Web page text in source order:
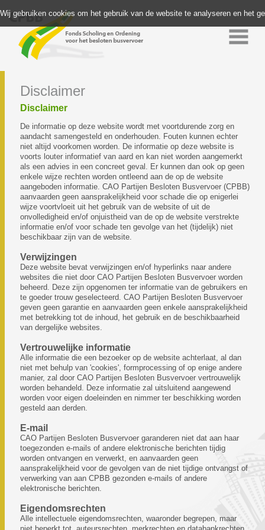
Wij gebruiken cookies om het gebruik van de website te analyseren en het
Disclaimer
Disclaimer
De informatie op deze website wordt met voortdurende zorg en
aandacht samengesteld en onderhouden. Fouten kunnen echter
niet altijd voorkomen worden. De informatie op deze website is
voorts louter informatief van aard en kan niet worden aangemerkt
als een advies in een concreet geval. Er kunnen dan ook op geen
enkele wijze rechten worden ontleend aan de op de website
aangeboden informatie. CAO Partijen Besloten Busvervoer (CPBB)
aanvaarden geen aansprakelijkheid voor schade die op enigerlei
wijze voortvloeit uit het gebruik van de website of uit de
onvolledigheid en/of onjuistheid van de op de website verstrekte
informatie en/of voor schade ten gevolge van het (tijdelijk) niet
beschikbaar zijn van de website.
Verwijzingen
Deze website bevat verwijzingen en/of hyperlinks naar andere
websites die niet door CAO Partijen Besloten Busvervoer worden
beheerd. Deze zijn opgenomen ter informatie van de gebruikers en
te goeder trouw geselecteerd. CAO Partijen Besloten Busvervoer
geven geen garantie en aanvaarden geen enkele aansprakelijkheid
met betrekking tot de inhoud, het gebruik en de beschikbaarheid
van dergelijke websites.
Vertrouwelijke informatie
Alle informatie die een bezoeker op de website achterlaat, al dan
niet met behulp van 'cookies', formprocessing of op enige andere
manier, zal door CAO Partijen Besloten Busvervoer vertrouwelijk
worden behandeld. Deze informatie zal uitsluitend aangewend
worden voor eigen doeleinden en nimmer ter beschikking worden
gesteld aan derden.
E-mail
CAO Partijen Besloten Busvervoer garanderen niet dat aan haar
toegezonden e-mails of andere elektronische berichten tijdig
worden ontvangen en verwerkt, en aanvaarden geen
aansprakelijkheid voor de gevolgen van de niet tijdige ontvangst of
verwerking van aan CPBB gezonden e-mails of andere
elektronische berichten.
Eigendomsrechten
Alle intellectuele eigendomsrechten, waaronder begrepen, maar